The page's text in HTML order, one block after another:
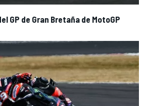
GP de Gran Bretaña de MotoGP